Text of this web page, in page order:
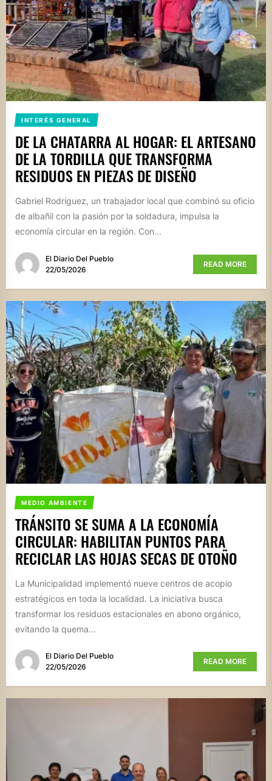
INTERÉS GENERAL
DE LA CHATARRA AL HOGAR: EL ARTESANO
DE LA TORDILLA QUE TRANSFORMA
RESIDUOS EN PIEZAS DE DISEÑO
Gabriel Rodríguez, un trabajador local que combinó su oficio
de albañil con la pasión por la soldadura, impulsa la
economía circular en la región. Con...
El Diario Del Pueblo
22/05/2026
READ MORE
MEDIO AMBIENTE
TRÁNSITO SE SUMA A LA ECONOMÍA
CIRCULAR: HABILITAN PUNTOS PARA
RECICLAR LAS HOJAS SECAS DE OTOÑO
La Municipalidad implementó nueve centros de acopio
estratégicos en toda la localidad. La iniciativa busca
transformar los residuos estacionales en abono orgánico,
evitando la quema...
El Diario Del Pueblo
22/05/2026
READ MORE